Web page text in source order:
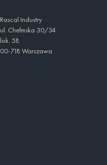
Rascal Industry
ul. Chełmska 30/34
lok. 58
00-718 Warszawa